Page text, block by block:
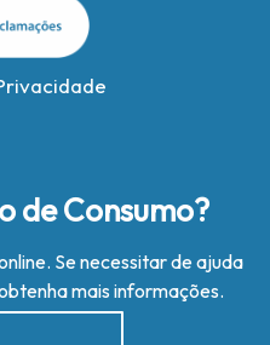
de Consumo?
Se necessitar de ajuda
mais informações.